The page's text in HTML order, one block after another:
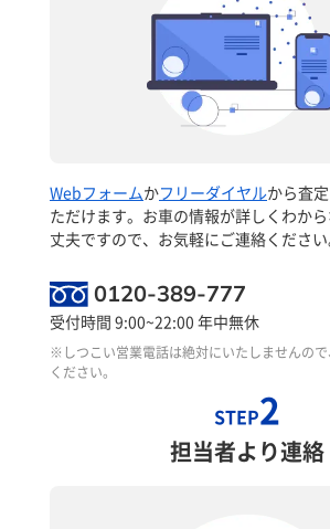
Webフォームかフリーダイヤルから査
ただけます。お車の情報が詳しくわか
丈夫ですので、お気軽にご連絡ください
0120-389-777
受付時間 9:00~22:00 年中無休
※しつこい営業電話は絶対にいたしませんの
ください。
STEP2
担当者より連絡